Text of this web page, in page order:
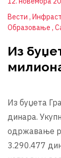
Вести
Образовање
Из
Из буџета
динара.
одржавање
3.290.477